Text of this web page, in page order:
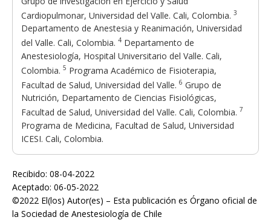
Cardiopulmonar, Universidad del Valle. Cali, Colombia. 3
Departamento de Anestesia y Reanimación, Universidad
del Valle. Cali, Colombia. 4 Departamento de
Anestesiología, Hospital Universitario del Valle. Cali,
Colombia. 5 Programa Académico de Fisioterapia,
Facultad de Salud, Universidad del Valle. 6 Grupo de
Nutrición, Departamento de Ciencias Fisiológicas,
Facultad de Salud, Universidad del Valle. Cali, Colombia. 7
Programa de Medicina, Facultad de Salud, Universidad
ICESI. Cali, Colombia.
Recibido: 08-04-2022
Aceptado: 06-05-2022
©2022 El(los) Autor(es) – Esta publicación es Órgano oficial de
la Sociedad de Anestesiología de Chile